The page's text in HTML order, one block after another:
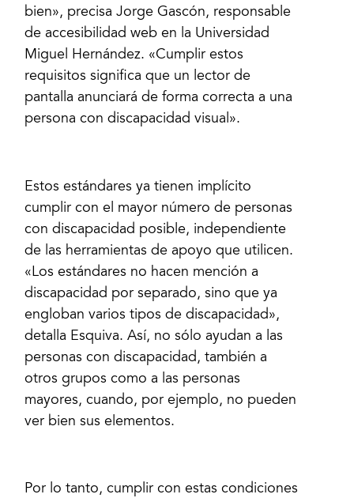
bien», precisa Jorge Gascón, responsable
de accesibilidad web en la Universidad
Miguel Hernández. «Cumplir estos
requisitos significa que un lector de
pantalla anunciará de forma correcta a una
persona con discapacidad visual».
Estos estándares ya tienen implícito
cumplir con el mayor número de personas
con discapacidad posible, independiente
de las herramientas de apoyo que utilicen.
«Los estándares no hacen mención a
discapacidad por separado, sino que ya
engloban varios tipos de discapacidad»,
detalla Esquiva. Así, no sólo ayudan a las
personas con discapacidad, también a
otros grupos como a las personas
mayores, cuando, por ejemplo, no pueden
ver bien sus elementos.
Por lo tanto, cumplir con estas condiciones